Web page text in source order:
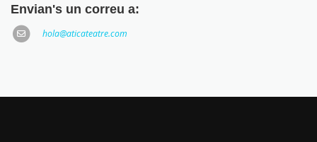
Envian's un correu a:
hola@aticateatre.com